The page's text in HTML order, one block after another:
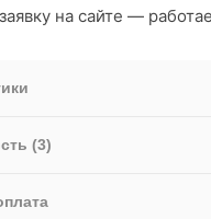
на сайте —
(3)